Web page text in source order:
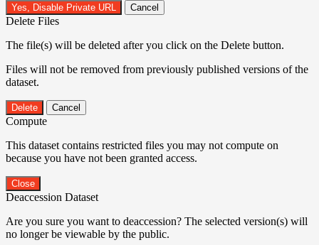
Yes, Disable Private URL Cancel
Delete Files
The file(s) will be deleted after you click on the Delete button.
Files will not be removed from previously published versions of the
dataset.
Delete Cancel
Compute
This dataset contains restricted files you may not compute on
because you have not been granted access.
Close
Deaccession Dataset
Are you sure you want to deaccession? The selected version(s) will
no longer be viewable by the public.